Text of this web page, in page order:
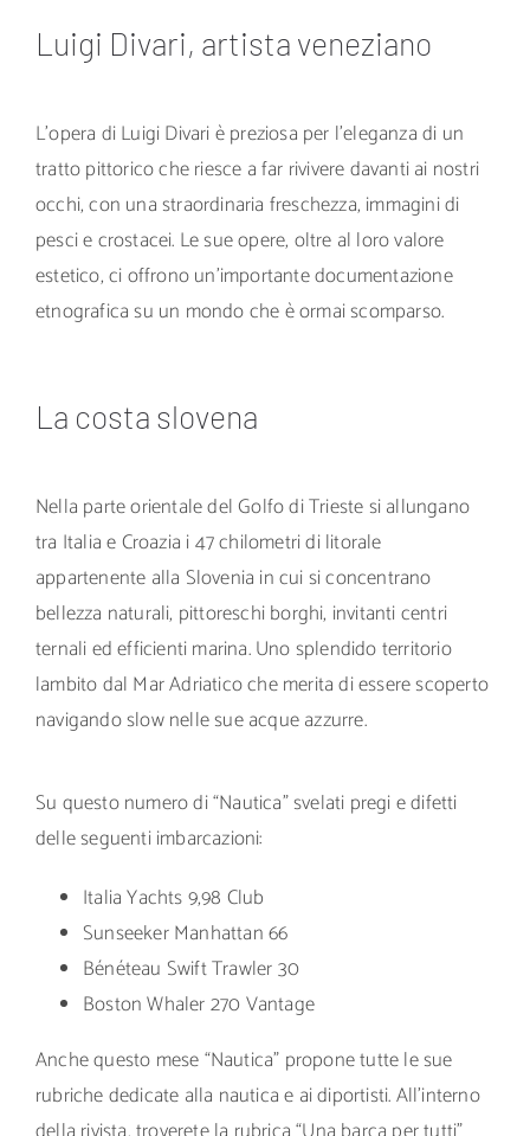
Luigi Divari, artista veneziano
L’opera di Luigi Divari è preziosa per l’eleganza di un
tratto pittorico che riesce a far rivivere davanti ai nostri
occhi, con una straordinaria freschezza, immagini di
pesci e crostacei. Le sue opere, oltre al loro valore
estetico, ci offrono un’importante documentazione
etnografica su un mondo che è ormai scomparso.
La costa slovena
Nella parte orientale del Golfo di Trieste si allungano
tra Italia e Croazia i 47 chilometri di litorale
appartenente alla Slovenia in cui si concentrano
bellezza naturali, pittoreschi borghi, invitanti centri
ternali ed efficienti marina. Uno splendido territorio
lambito dal Mar Adriatico che merita di essere scoperto
navigando slow nelle sue acque azzurre.
Su questo numero di “Nautica” svelati pregi e difetti
delle seguenti imbarcazioni:
Italia Yachts 9,98 Club
Sunseeker Manhattan 66
Bénéteau Swift Trawler 30
Boston Whaler 270 Vantage
Anche questo mese “Nautica” propone tutte le sue
rubriche dedicate alla nautica e ai diportisti. All’interno